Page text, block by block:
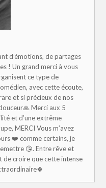
d’émotions, de partages
! Un grand merci à vous
ce type de
avec cette écoute,
et si précieux de nos
Merci aux 5
et d’une extrême
MERCI Vous m’avez
❤️ comme certains, je
😘. Entre rêve et
de croire que cette intense